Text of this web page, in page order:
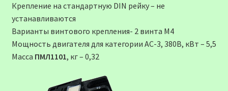
Крепление на стандартную DIN рейку – не
устанавливаются
Варианты винтового крепления- 2 винта М4
Мощность двигателя для категории АС-3, 380В, кВт – 5,5
Масса ПМЛ1101, кг – 0,32